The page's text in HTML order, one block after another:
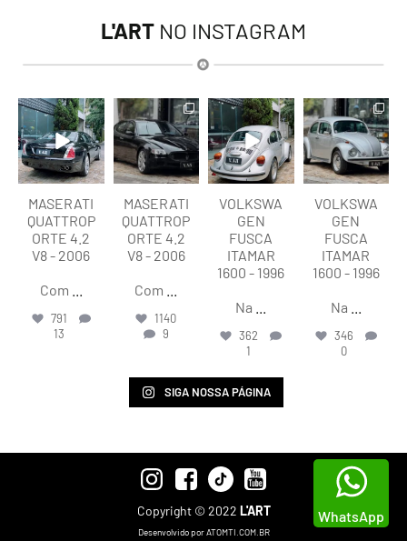
L'ART NO INSTAGRAM
lart.br
Ago 6
MASERATI
QUATTROP
ORTE 4.2
V8 - 2006
Com
791
13
lart.br
Ago 6
MASERATI
QUATTROP
ORTE 4.2
V8 - 2006
Com
1140
9
lart.br
Ago 6
VOLKSWA
GEN
FUSCA
ITAMAR
1600 - 1996
Na
362
1
lart.br
Ago 6
VOLKSWA
GEN
FUSCA
ITAMAR
1600 - 1996
Na
346
0
SIGA NOSSA PÁGINA
Copyright © 2022 L'ART
Desenvolvido por ATOMTI.COM.BR
WhatsApp